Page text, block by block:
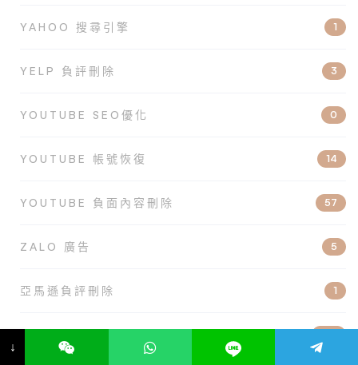
YAHOO 搜尋引擎 1
YELP 負評刪除 3
YOUTUBE SEO優化 0
YOUTUBE 帳號恢復 14
YOUTUBE 負面內容刪除 57
ZALO 廣告 5
亞馬遜負評刪除 1
↓